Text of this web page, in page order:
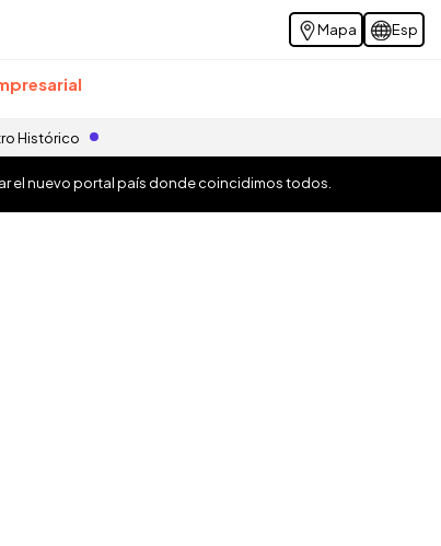
Mapa Esp
Histórico
el nuevo portal país donde coincidimos todos.